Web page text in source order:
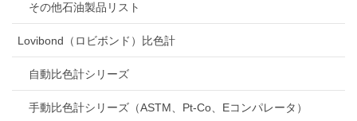
その他石油製品リスト
Lovibond（ロビボンド）比色計
自動比色計シリーズ
手動比色計シリーズ（ASTM、Pt-Co、Eコンパレータ）